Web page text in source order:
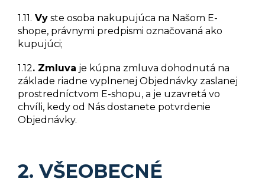
1.11. Vy ste osoba nakupujúca na Našom E-
shope, právnymi predpismi označovaná ako
kupujúci;
1.12. Zmluva je kúpna zmluva dohodnutá na
základe riadne vyplnenej Objednávky zaslanej
prostredníctvom E-shopu, a je uzavretá vo
chvíli, kedy od Nás dostanete potvrdenie
Objednávky.
2. VŠEOBECNÉ